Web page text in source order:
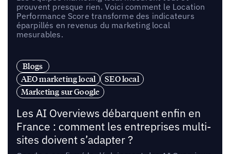
prouvent presque rien. Voici comment le Location
Performance Score transforme des indicateurs
éparpillés en revenus du marketing local
mesurables.
Blogs
AEO marketing local
SEO local
Marketing sur Google
Les AI Overviews débarquent enfin en
France : comment les entreprises multi-
sites doivent s’adapter ?